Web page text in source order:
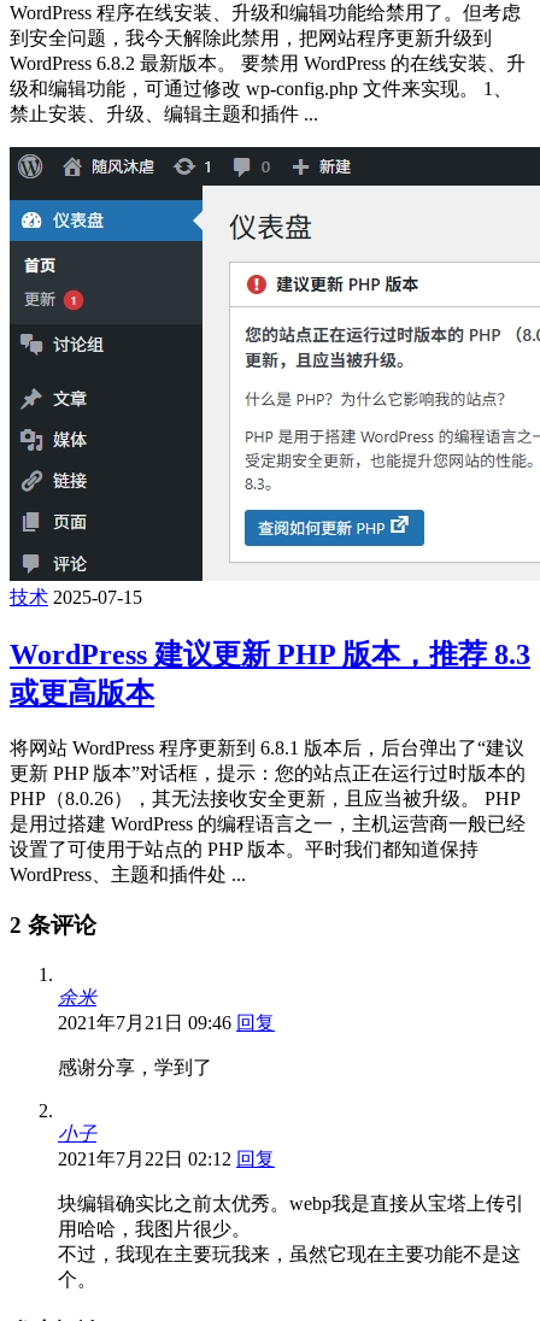
WordPress 程序在线安装、升级和编辑功能给禁用了。但考虑
到安全问题，我今天解除此禁用，把网站程序更新升级到
WordPress 6.8.2 最新版本。 要禁用 WordPress 的在线安装、升
级和编辑功能，可通过修改 wp-config.php 文件来实现。 1、
禁止安装、升级、编辑主题和插件 ...
技术 2025-07-15
WordPress 建议更新 PHP 版本，推荐 8.3
或更高版本
将网站 WordPress 程序更新到 6.8.1 版本后，后台弹出了“建议
更新 PHP 版本”对话框，提示：您的站点正在运行过时版本的
PHP（8.0.26），其无法接收安全更新，且应当被升级。 PHP
是用过搭建 WordPress 的编程语言之一，主机运营商一般已经
设置了可使用于站点的 PHP 版本。平时我们都知道保持
WordPress、主题和插件处 ...
2 条评论
余米
2021年7月21日 09:46 回复
感谢分享，学到了
小子
2021年7月22日 02:12 回复
块编辑确实比之前太优秀。webp我是直接从宝塔上传引
用哈哈，我图片很少。
不过，我现在主要玩我来，虽然它现在主要功能不是这
个。